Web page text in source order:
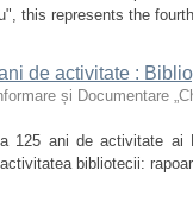
this represents the
de activitate :
și Documentare
125 ani de activitate ai
bibliotecii: